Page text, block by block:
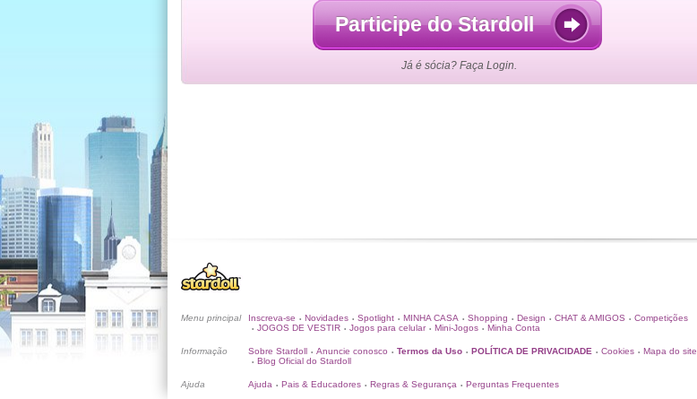
Participe do Stardoll
Já é sócia? Faça Login.
Menu principal Inscreva-se • Novidades • Spotlight • MINHA CASA • Shopping • Design • CHAT & AMIGOS • Competições
• JOGOS DE VESTIR • Jogos para celular • Mini-Jogos • Minha Conta
Informação Sobre Stardoll • Anuncie conosco • Termos da Uso • POLÍTICA DE PRIVACIDADE • Cookies • Mapa do site
• Blog Oficial do Stardoll
Ajuda Ajuda • Pais & Educadores • Regras & Segurança • Perguntas Frequentes